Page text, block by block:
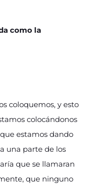
como la
coloquemos, y esto
colocándonos
estamos dando
una parte de los
que se llamaran
que ninguno